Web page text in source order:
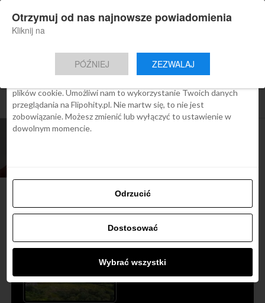
Nowa aplikacja Flipohity
Aktualne wiadomości, artykuły, TOP
Instalacja
All posts tagged "lotnisko testy"
ARTYKUŁY
Najbardziej popularne
Śladami Harry’ego Pottera:
Zgoda Szczegóły O cookies
Ta strona używa plików cookies
We Flipo robimy wszystko, aby pokazać Ci tylko te treści, które
plików cookie. Umożliwi nam to wykorzystanie Twoich danych
przeglądania na Flipohity.pl. Nie martw się, to nie jest
zobowiązanie. Możesz zmienić lub wyłączyć to ustawienie w
dowolnym momencie.
Odrzucić
Dostosować
Wybrać wszystki
Otrzymuj od nas najnowsze powiadomienia
Kliknij na
PÓŹNIEJ ZEZWALAJ